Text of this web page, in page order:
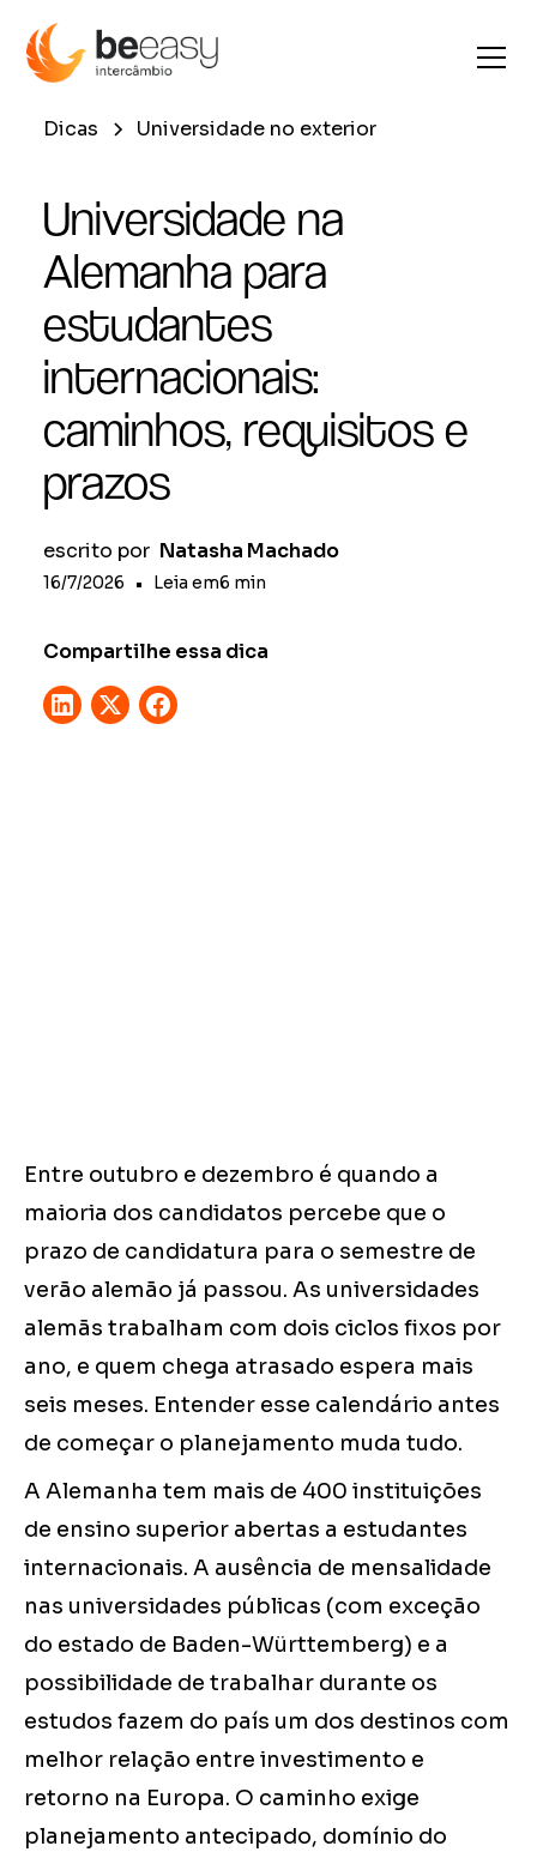
Dicas Universidade no exterior
Universidade na
Alemanha para
estudantes
internacionais:
caminhos, requisitos e
prazos
escrito por Natasha Machado
16/7/2026 • Leia em6 min
Compartilhe essa dica
Entre outubro e dezembro é quando a
maioria dos candidatos percebe que o
prazo de candidatura para o semestre de
verão alemão já passou. As universidades
alemãs trabalham com dois ciclos fixos por
ano, e quem chega atrasado espera mais
seis meses. Entender esse calendário antes
de começar o planejamento muda tudo.
A Alemanha tem mais de 400 instituições
de ensino superior abertas a estudantes
internacionais. A ausência de mensalidade
nas universidades públicas (com exceção
do estado de Baden-Württemberg) e a
possibilidade de trabalhar durante os
estudos fazem do país um dos destinos com
melhor relação entre investimento e
retorno na Europa. O caminho exige
planejamento antecipado, domínio do